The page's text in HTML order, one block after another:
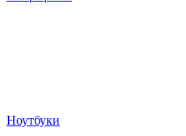
Ноутбуки